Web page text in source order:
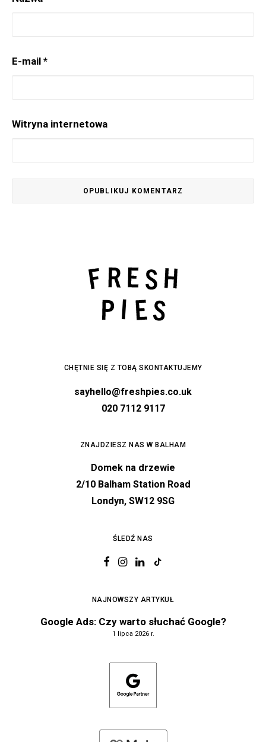
E-mail *
Witryna internetowa
CHĘTNIE SIĘ Z TOBĄ SKONTAKTUJEMY
sayhello@freshpies.co.uk
020 7112 9117
ZNAJDZIESZ NAS W BALHAM
Domek na drzewie
2/10 Balham Station Road
Londyn, SW12 9SG
ŚLEDŹ NAS
NAJNOWSZY ARTYKUŁ
Google Ads: Czy warto słuchać Google?
1 lipca 2026 r.